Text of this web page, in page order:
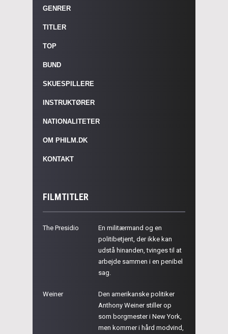
GENRER
TITLER
TOP
BUND
SKUESPILLERE
INSTRUKTØRER
NATIONALITETER
OM PHILM.DK
KONTAKT
FILMTITLER
The Presidio
En militærmand og en
politibetjent, der ikke kan
udstå hinanden, tvinges til at
arbejde sammen i en penibel
sag.
Weiner
Den amerikanske politiker
Anthony Weiner stiller op
som borgmester i New York,
men kommer i hård modvind,